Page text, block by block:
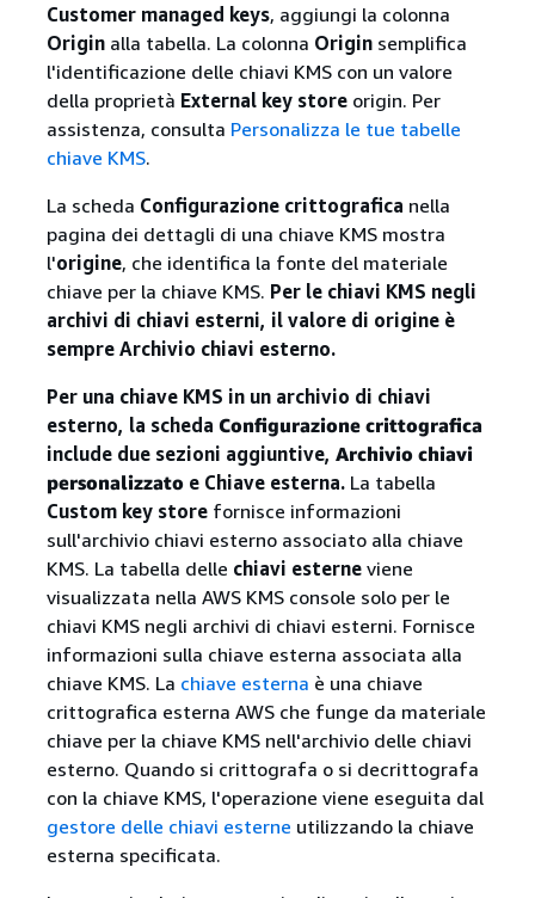
Customer managed keys, aggiungi la colonna
Originalla tabella. La colonna Originsemplifica
l'identificazione delle chiavi KMS con un valore
della proprietà External key storeorigin. Per
assistenza, consulta Personalizza le tue tabelle
chiave KMS.
La scheda Configurazione crittografica nella
pagina dei dettagli di una chiave KMS mostra
l'origine, che identifica la fonte del materiale
chiave per la chiave KMS. Per le chiavi KMS negli
archivi di chiavi esterni, il valore di origine è
sempre Archivio chiavi esterno.
Per una chiave KMS in un archivio di chiavi
esterno, la scheda Configurazione crittografica
include due sezioni aggiuntive, Archivio chiavi
personalizzatoe Chiave esterna.La tabella
Custom key storefornisce informazioni
sull'archivio chiavi esterno associato alla chiave
KMS. La tabella delle chiavi esterneviene
visualizzata nella AWS KMS console solo per le
chiavi KMS negli archivi di chiavi esterni. Fornisce
informazioni sulla chiave esterna associata alla
chiave KMS. La chiave esterna è una chiave
crittografica esterna AWS che funge da materiale
chiave per la chiave KMS nell'archivio delle chiavi
esterno. Quando si crittografa o si decrittografa
con la chiave KMS, l'operazione viene eseguita dal
gestore delle chiavi esterne utilizzando la chiave
esterna specificata.